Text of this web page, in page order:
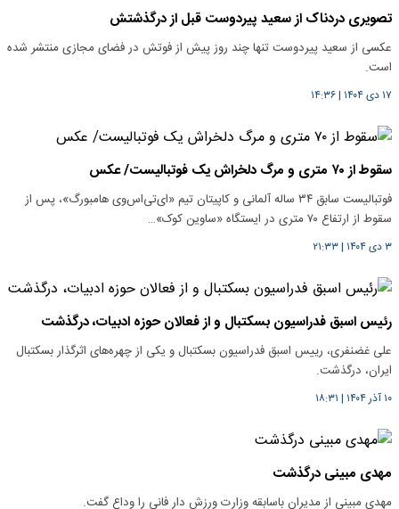
تصویری دردناک از سعید پیردوست قبل از درگذشتش
عکسی از سعید پیردوست تنها چند روز پیش از فوتش در فضای مجازی منتشر شده
است.
۱۷ دی ۱۴۰۴ |۱۴:۳۶
سقوط از ۷۰ متری و مرگ دلخراش یک فوتبالیست/ عکس
فوتبالیست سابق ۳۴ ساله آلمانی و کاپیتان تیم «ای‌تی‌اس‌وی هامبورگ»، پس از
سقوط از ارتفاع ۷۰ متری در ایستگاه «ساوین کوک»…
۳ دی ۱۴۰۴ |۲۱:۳۳
رئیس اسبق فدراسیون بسکتبال و از فعالان حوزه ادبیات، درگذشت
علی غضنفری، رییس اسبق فدراسیون بسکتبال و یکی از چهره‌های اثرگذار بسکتبال
ایران، درگذشت.
۱۰ آذر ۱۴۰۴ | ۱۸:۳۱
مهدی مبینی درگذشت
مهدی مبینی از مدیران باسابقه وزارت ورزش دار فانی را وداع گفت.